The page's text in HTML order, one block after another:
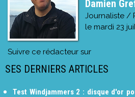
Damien
Journaliste /
le mardi 23
Suivre ce rédacteur sur
SES DERNIERS ARTICLES
Test Windjammers 2 : disque d'or